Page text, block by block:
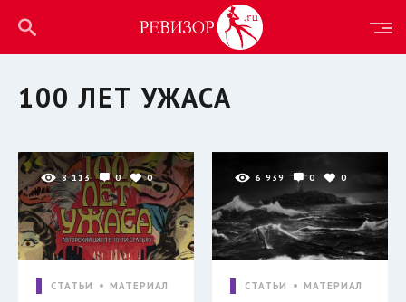
100 ЛЕТ УЖАСА
8 113 0 0
СТАТЬИ МАТЕРИАЛ
6 939 0 0
СТАТЬИ МАТЕРИАЛ